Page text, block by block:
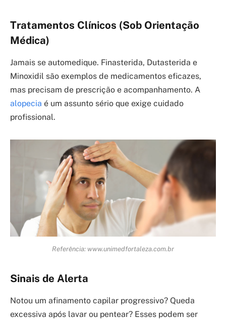
Tratamentos Clínicos (Sob Orientação
Médica)
Jamais se automedique. Finasterida, Dutasterida e
Minoxidil são exemplos de medicamentos eficazes,
mas precisam de prescrição e acompanhamento. A
alopecia é um assunto sério que exige cuidado
profissional.
Referência: www.unimedfortaleza.com.br
Sinais de Alerta
Notou um afinamento capilar progressivo? Queda
excessiva após lavar ou pentear? Esses podem ser